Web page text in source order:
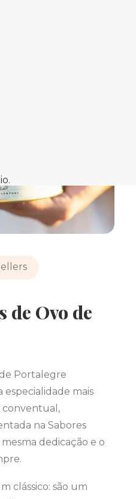
de Ovo de
Portalegre
especialidade mais
conventual,
na Sabores
dedicação e o
clássico: são um